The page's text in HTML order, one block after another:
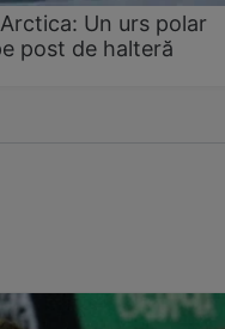
Un urs polar
post de halteră